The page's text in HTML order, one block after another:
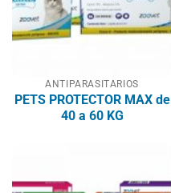
ANTIPARASITARIOS
PETS PROTECTOR MAX de
40 a 60 KG